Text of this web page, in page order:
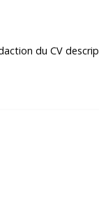
du CV
FENÊTRE"